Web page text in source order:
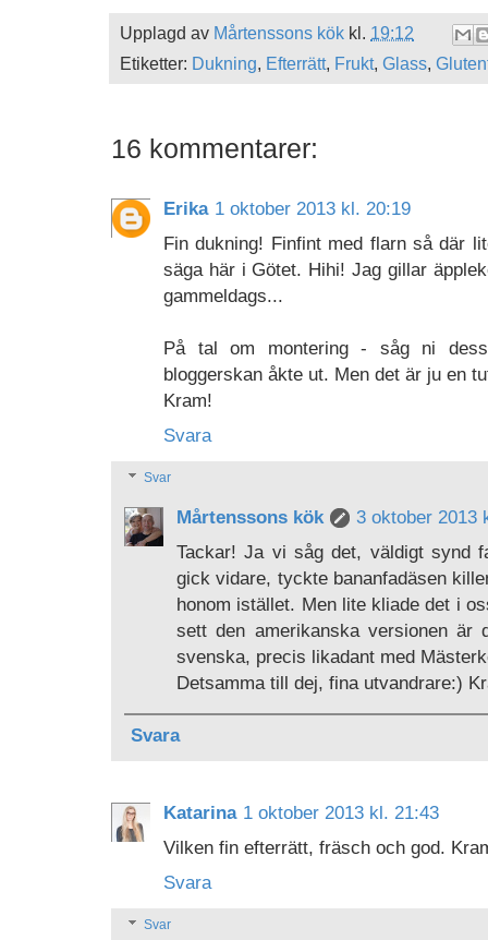
Upplagd av Mårtenssons kök kl. 19:12
Etiketter: Dukning, Efterrätt, Frukt, Glass,
16 kommentarer:
Erika 1 oktober 2013 kl. 20:19
Fin dukning! Finfint med flarn så där
säga här i Götet. Hihi! Jag gillar
gammeldags...
På tal om montering - såg ni
bloggerskan åkte ut. Men det är ju en
Kram!
Svara
Svar
Mårtenssons kök
3 oktober 2013
Tackar! Ja vi såg det, väldigt synd
gick vidare, tyckte bananfadäsen
honom istället. Men lite kliade det i
sett den amerikanska versionen
svenska, precis likadant med
Detsamma till dej, fina utvandrare:)
Svara
Katarina 1 oktober 2013 kl. 21:43
Vilken fin efterrätt, fräsch och god.
Svara
Svar